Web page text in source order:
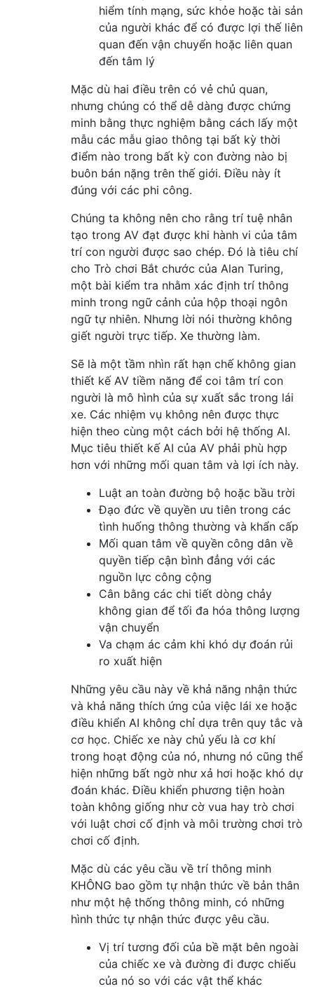
hiểm tính mạng, sức khỏe hoặc tài sản
của người khác để có được lợi thế liên
quan đến vận chuyển hoặc liên quan
đến tâm lý
Mặc dù hai điều trên có vẻ chủ quan,
nhưng chúng có thể dễ dàng được chứng
minh bằng thực nghiệm bằng cách lấy một
mẫu các mẫu giao thông tại bất kỳ thời
điểm nào trong bất kỳ con đường nào bị
buôn bán nặng trên thế giới. Điều này ít
đúng với các phi công.
Chúng ta không nên cho rằng trí tuệ nhân
tạo trong AV đạt được khi hành vi của tâm
trí con người được sao chép. Đó là tiêu chí
cho Trò chơi Bắt chước của Alan Turing,
một bài kiểm tra nhằm xác định trí thông
minh trong ngữ cảnh của hộp thoại ngôn
ngữ tự nhiên. Nhưng lời nói thường không
giết người trực tiếp. Xe thường làm.
Sẽ là một tầm nhìn rất hạn chế không gian
thiết kế AV tiềm năng để coi tâm trí con
người là mô hình của sự xuất sắc trong lái
xe. Các nhiệm vụ không nên được thực
hiện theo cùng một cách bởi hệ thống AI.
Mục tiêu thiết kế AI của AV phải phù hợp
hơn với những mối quan tâm và lợi ích này.
Luật an toàn đường bộ hoặc bầu trời
Đạo đức về quyền ưu tiên trong các
tình huống thông thường và khẩn cấp
Mối quan tâm về quyền công dân về
quyền tiếp cận bình đẳng với các
nguồn lực công cộng
Cân bằng các chi tiết dòng chảy
không gian để tối đa hóa thông lượng
vận chuyển
Va chạm ác cảm khi khó dự đoán rủi
ro xuất hiện
Những yêu cầu này về khả năng nhận thức
và khả năng thích ứng của việc lái xe hoặc
điều khiển AI không chỉ dựa trên quy tắc và
cơ học. Chiếc xe này chủ yếu là cơ khí
trong hoạt động của nó, nhưng nó cũng thể
hiện những bất ngờ như xả hơi hoặc khó dự
đoán khác. Điều khiển phương tiện hoàn
toàn không giống như cờ vua hay trò chơi
với luật chơi cố định và môi trường chơi trò
chơi cố định.
Mặc dù các yêu cầu về trí thông minh
KHÔNG bao gồm tự nhận thức về bản thân
như một hệ thống thông minh, có những
hình thức tự nhận thức được yêu cầu.
Vị trí tương đối của bề mặt bên ngoài
của chiếc xe và đường đi được chiếu
của nó so với các vật thể khác